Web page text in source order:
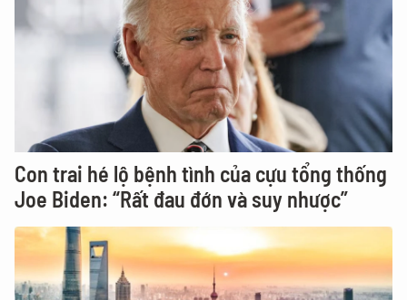
Con trai hé lộ bệnh tình của cựu tổng thống
Joe Biden: “Rất đau đớn và suy nhược”